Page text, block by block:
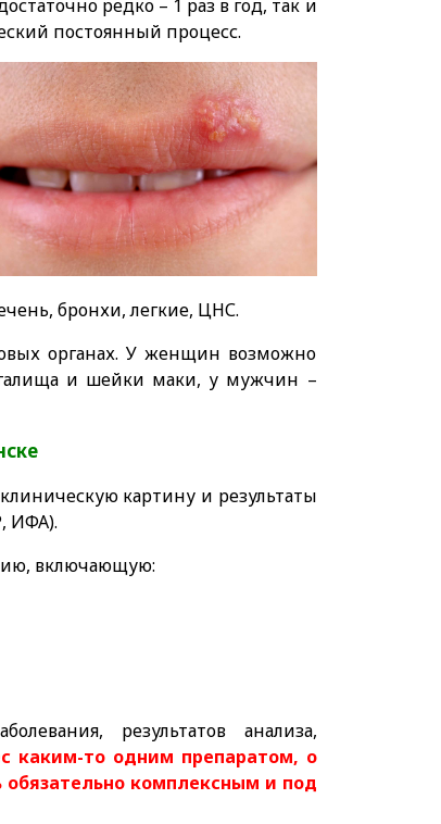
редко – 1 раз в год, так и
постоянный процесс.
бронхи, легкие, ЦНС.
органах. У женщин возможно
и шейки маки, у мужчин –
картину и результаты
ИФА).
включающую:
результатов анализа,
каким-то одним препаратом, о
комплексным и под